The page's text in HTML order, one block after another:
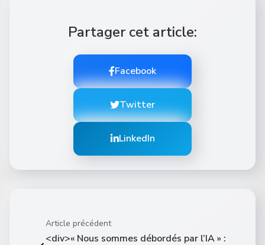
Partager cet article:
Facebook
Twitter
LinkedIn
Article précédent
<div>« Nous sommes débordés par l’IA » :